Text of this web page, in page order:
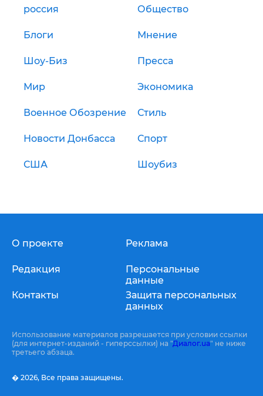
россия Общество
Блоги Мнение
Шоу-Биз Пресса
Мир Экономика
Военное Обозрение Стиль
Новости Донбасса Спорт
США Шоубиз
О проекте
Редакция
Контакты
Реклама
Персональные
данные
Защита персональных
данных
Использование материалов разрешается при условии ссылки
(для интернет-изданий - гиперссылки) на "Диалог.ua" не ниже
третьего абзаца.
� 2026, Все права защищены.